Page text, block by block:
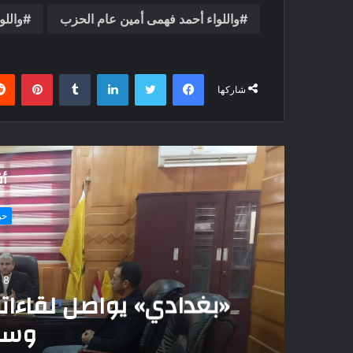
واللواء أحمد فهمى أمين عام الحزب
شاركها
فيسبوك تويتر لينكدإن
لخدمة عائلات
والمراكز